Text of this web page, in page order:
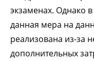
экзаменах. Однако
данная мера на
реализована из-за
дополнительных